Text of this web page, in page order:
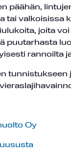
päähän,
tai valkoisissa
joita
puutarhasta
rannoilta
Oy